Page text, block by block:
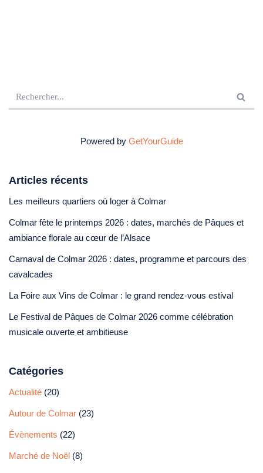
Powered by GetYourGuide
Articles récents
Les meilleurs quartiers où loger à Colmar
Colmar fête le printemps 2026 : dates, marchés de Pâques et
ambiance florale au cœur de l’Alsace
Carnaval de Colmar 2026 : dates, programme et parcours des
cavalcades
La Foire aux Vins de Colmar : le grand rendez-vous estival
Le Festival de Pâques de Colmar 2026 comme célébration
musicale ouverte et ambitieuse
Catégories
Actualité (20)
Autour de Colmar (23)
Évènements (22)
Marché de Noël (8)